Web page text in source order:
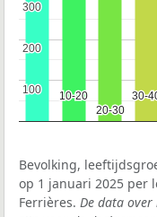
10-20
10-20
20-30
20-30
30-
30-
100
100
200
200
300
300
Bevolking,
op 1 januari 2025 per
Ferrières. De data